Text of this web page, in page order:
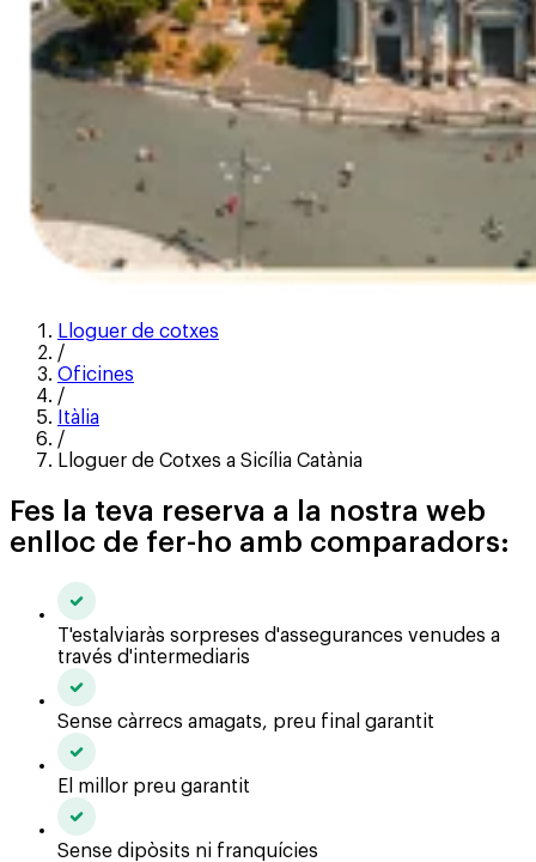
Lloguer de cotxes
/
Oficines
/
Itàlia
/
Lloguer de Cotxes a Sicília Catània
Fes la teva reserva a la nostra web
enlloc de fer-ho amb comparadors:
T'estalviaràs sorpreses d'assegurances venudes a
través d'intermediaris
Sense càrrecs amagats, preu final garantit
El millor preu garantit
Sense dipòsits ni franquícies